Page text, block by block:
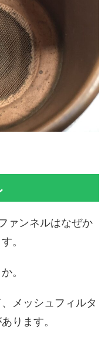
ァンネルはなぜか
。
。
メッシュフィルタ
ります。